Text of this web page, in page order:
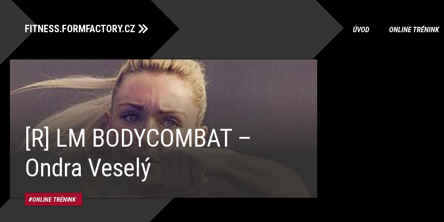
FITNESS.FORMFACTORY.CZ ÚVOD ONLINE TRÉNINK
[R] LM BODYCOMBAT –
Ondra Veselý
ONLINE TRÉNINK